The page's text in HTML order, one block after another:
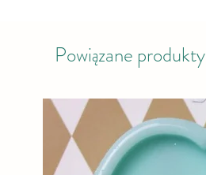
Powiązane produkty